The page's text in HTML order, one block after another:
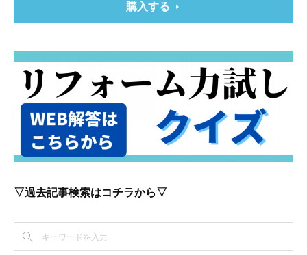
購入する
▽過去記事検索はコチラから▽